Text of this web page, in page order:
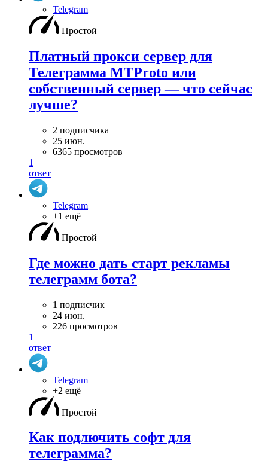
Telegram
Простой
Платный прокси сервер для
Телеграмма MTProto или
собственный сервер — что сейчас
лучше?
2 подписчика
25 июн.
6365 просмотров
1
ответ
Telegram
+1 ещё
Простой
Где можно дать старт рекламы
телеграмм бота?
1 подписчик
24 июн.
226 просмотров
1
ответ
Telegram
+2 ещё
Простой
Как подлючить софт для
телеграмма?